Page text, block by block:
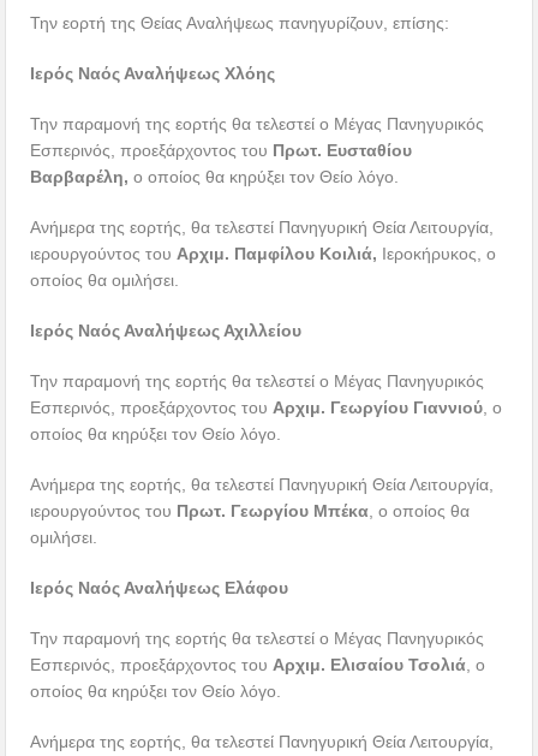
Την εορτή της Θείας Αναλήψεως πανηγυρίζουν, επίσης:
Ιερός Ναός Αναλήψεως Χλόης
Την παραμονή της εορτής θα τελεστεί ο Μέγας Πανηγυρικός
Εσπερινός, προεξάρχοντος του Πρωτ. Ευσταθίου
Βαρβαρέλη, ο οποίος θα κηρύξει τον Θείο λόγο.
Ανήμερα της εορτής, θα τελεστεί Πανηγυρική Θεία Λειτουργία,
ιερουργούντος του Αρχιμ. Παμφίλου Κοιλιά, Ιεροκήρυκος, ο
οποίος θα ομιλήσει.
Ιερός Ναός Αναλήψεως Αχιλλείου
Την παραμονή της εορτής θα τελεστεί ο Μέγας Πανηγυρικός
Εσπερινός, προεξάρχοντος του Αρχιμ. Γεωργίου Γιαννιού , ο
οποίος θα κηρύξει τον Θείο λόγο.
Ανήμερα της εορτής, θα τελεστεί Πανηγυρική Θεία Λειτουργία,
ιερουργούντος του Πρωτ. Γεωργίου Μπέκα , ο οποίος θα
ομιλήσει.
Ιερός Ναός Αναλήψεως Ελάφου
Την παραμονή της εορτής θα τελεστεί ο Μέγας Πανηγυρικός
Εσπερινός, προεξάρχοντος του Αρχιμ. Ελισαίου Τσολιά , ο
οποίος θα κηρύξει τον Θείο λόγο.
Ανήμερα της εορτής, θα τελεστεί Πανηγυρική Θεία Λειτουργία,